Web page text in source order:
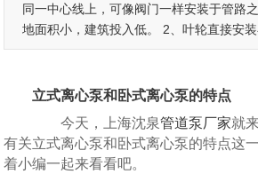
同一中心线上，可像阀门一样安装于管路
地面积小，建筑投入低。 2、叶轮直接安装
立式离心泵和卧式离心泵的特点
今天，上海沈泉管道泵厂家就
有关立式离心泵和卧式离心泵的特点这
着小编一起来看看吧。